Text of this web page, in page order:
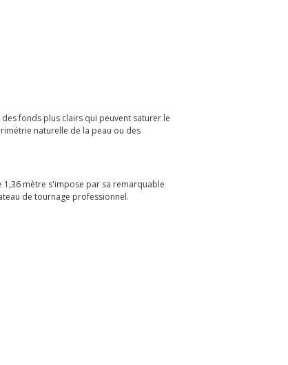
fonds plus clairs qui peuvent saturer le
naturelle de la peau ou des
mètre s'impose par sa remarquable
de tournage professionnel.